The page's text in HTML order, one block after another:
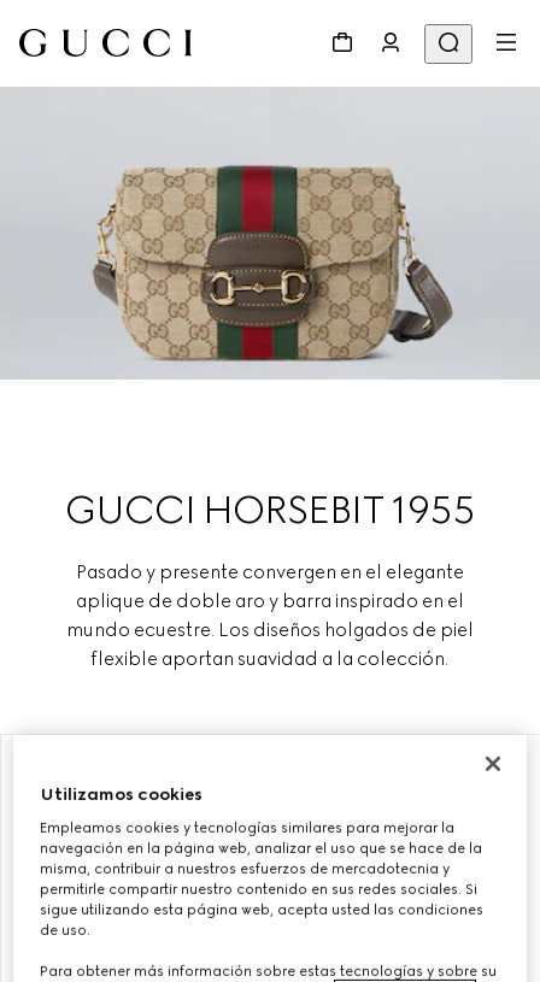
GUCCI HORSEBIT 1955
Pasado y presente convergen en el elegante
aplique de doble aro y barra inspirado en el
mundo ecuestre. Los diseños holgados de piel
flexible aportan suavidad a la colección.
PERSONALIZAR CON LAS INICIALES
Utilizamos cookies
Empleamos cookies y tecnologías similares para mejorar la
navegación en la página web, analizar el uso que se hace de la
misma, contribuir a nuestros esfuerzos de mercadotecnia y
permitirle compartir nuestro contenido en sus redes sociales. Si
sigue utilizando esta página web, acepta usted las condiciones
de uso.
Para obtener más información sobre estas tecnologías y sobre su